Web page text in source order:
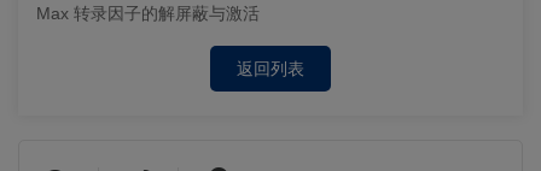
Max 转录因子的解屏蔽与激活
返回列表